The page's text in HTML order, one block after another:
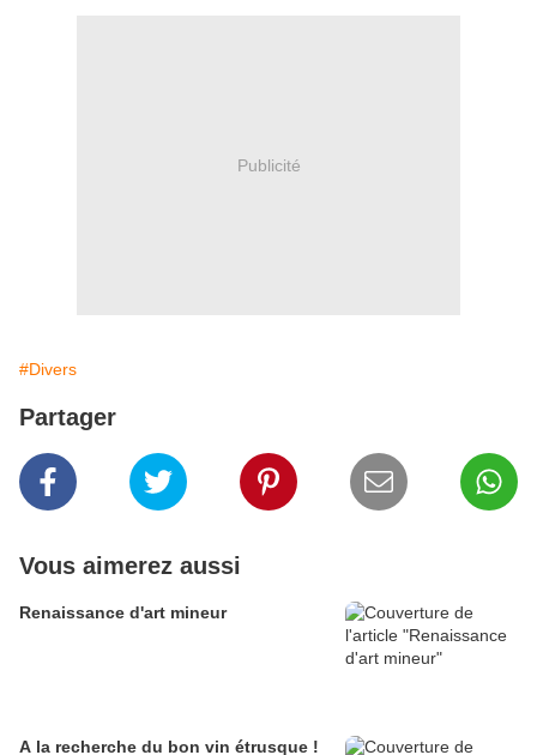
Publicité
#Divers
Partager
Vous aimerez aussi
Renaissance d'art mineur
A la recherche du bon vin étrusque !